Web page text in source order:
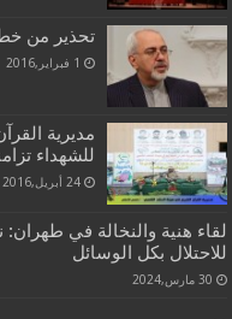
تحذير من
1 فبراير,2016
مديرية
للشهداء
24 أبريل,2016
لقاء هنية والنخالة في طهران:
للاحتلال بكل الوسائل
30 مارس,2024